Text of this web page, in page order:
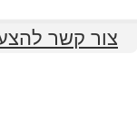
צור קשר